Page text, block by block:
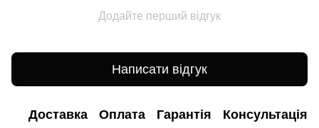
Додайте перший відгук
Написати відгук
Доставка Оплата Гарантія Консультація